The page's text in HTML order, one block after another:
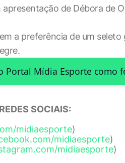
apresentação de Débora de
a preferência de um
Portal Mídia Esporte como
SOCIAIS:
midiaesporte)
midiaesporte)
midiaesporte)